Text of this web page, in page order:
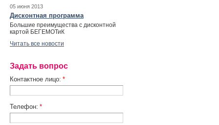
05 июня 2013
Дисконтная программа
Большие преимущества с дисконтной
картой БЕГЕМОТиК
Читать все новости
Задать вопрос
Контактное лицо: *
Телефон: *